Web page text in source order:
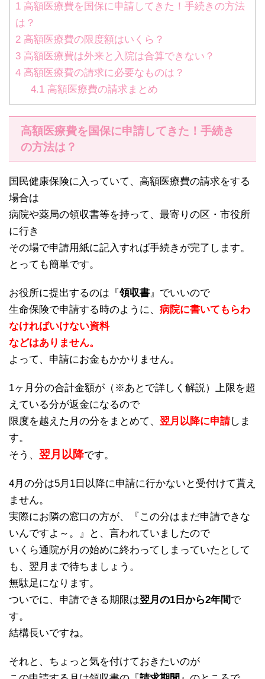
1 高額医療費を国保に申請してきた！手続きの方法
は？
2 高額医療費の限度額はいくら？
3 高額医療費は外来と入院は合算できない？
4 高額医療費の請求に必要なものは？
4.1高額医療費の請求まとめ
高額医療費を国保に申請してきた！手続き
の方法は？
国民健康保険に入っていて、高額医療費の請求をする
場合は
病院や薬局の領収書等を持って、最寄りの区・市役所
に行き
その場で申請用紙に記入すれば手続きが完了します。
とっても簡単です。
お役所に提出するのは『領収書』でいいので
生命保険で申請する時のように、 病院に書いてもらわ
なければいけない資料
などはありません。
よって、申請にお金もかかりません。
1ヶ月分の合計金額が（※あとで詳しく解説）上限を超
えている分が返金になるので
限度を越えた月の分をまとめて、 翌月以降に申請しま
す。
そう、 翌月以降です。
4月の分は5月1日以降に申請に行かないと受付けて貰え
ません。
実際にお隣の窓口の方が、『この分はまだ申請できな
いんですよ～。』と、言われていましたので
いくら通院が月の始めに終わってしまっていたとして
も、翌月まで待ちましょう。
無駄足になります。
ついでに、申請できる期限は翌月の1日から2年間で
す。
結構長いですね。
それと、ちょっと気を付けておきたいのが